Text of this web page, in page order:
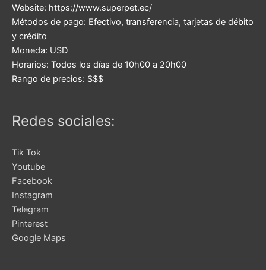
Website: https://www.superpet.ec/
Métodos de pago: Efectivo, transferencia, tarjetas de débito
y crédito
Moneda: USD
Horarios: Todos los días de 10h00 a 20h00
Rango de precios: $$$
Redes sociales:
Tik Tok
Youtube
Facebook
Instagram
Telegram
Pinterest
Google Maps